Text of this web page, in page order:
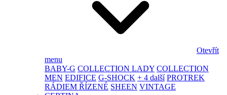
Otevřít
menu
BABY-G COLLECTION LADY COLLECTION
MEN EDIFICE G-SHOCK + 4 další PROTREK
RÁDIEM ŘÍZENÉ SHEEN VINTAGE